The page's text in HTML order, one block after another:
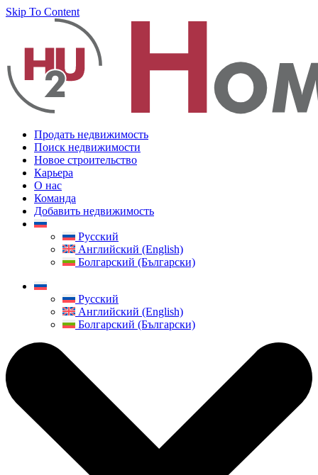
Skip To Content
Продать недвижимость
Поиск недвижимости
Новое строительство
Карьера
О нас
Команда
Добавить недвижимость
Русский
Английский (English)
Болгарский (Български)
Русский
Английский (English)
Болгарский (Български)